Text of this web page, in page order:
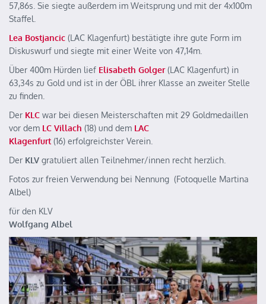
57,86s. Sie siegte außerdem im Weitsprung und mit der 4x100m
Staffel.
Lea Bostjancic (LAC Klagenfurt) bestätigte ihre gute Form im
Diskuswurf und siegte mit einer Weite von 47,14m.
Über 400m Hürden lief Elisabeth Golger (LAC Klagenfurt) in
63,34s zu Gold und ist in der ÖBL ihrer Klasse an zweiter Stelle
zu finden.
Der KLC war bei diesen Meisterschaften mit 29 Goldmedaillen
vor dem LC Villach (18) und dem LAC
Klagenfurt (16) erfolgreichster Verein.
Der KLV gratuliert allen Teilnehmer/innen recht herzlich.
Fotos zur freien Verwendung bei Nennung (Fotoquelle Martina
Albel)
für den KLV
Wolfgang Albel